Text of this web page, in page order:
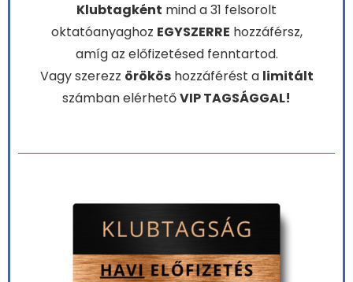
Klubtagként mind a 31 felsorolt
oktatóanyaghoz EGYSZERRE hozzáférsz,
amíg az előfizetésed fenntartod.
Vagy szerezz örököshozzáférést a limitált
számban elérhetőVIP TAGSÁGGAL!